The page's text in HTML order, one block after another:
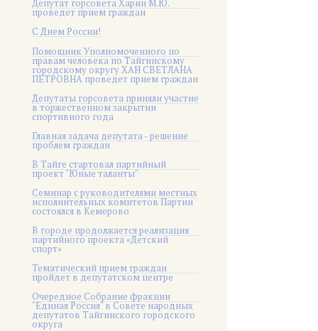
Депутат горсовета Харин М.Ю.
проведет прием граждан
С Днем России!
Помощник Уполномоченного по
правам человека по Тайгинскому
городскому округу ХАН СВЕТЛАНА
ПЕТРОВНА проведет прием граждан
Депутаты горсовета приняли участие
в торжественном закрытии
спортивного года
Главная задача депутата - решение
проблем граждан
В Тайге стартовал партийный
проект "Юные таланты"
Семинар с руководителями местных
исполнительных комитетов Партии
состоялся в Кемерово
В городе продолжается реализация
партийного проекта «Детский
спорт»
Тематический прием граждан
пройдет в депутатском центре
Очередное Собрание фракции
"Единая Россия" в Совете народных
депутатов Тайгинского городского
округа